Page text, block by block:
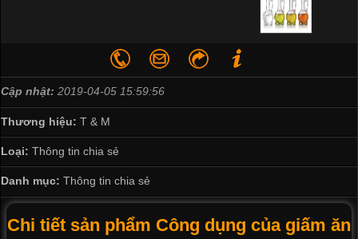
Cập nhật: 2019-04-05 15:59:56
Thương hiệu: T & M
Loại: Thông tin chia sẻ
Danh mục: Thông tin chia sẻ
Chi tiết sản phẩm Công dụng của giấm ăn